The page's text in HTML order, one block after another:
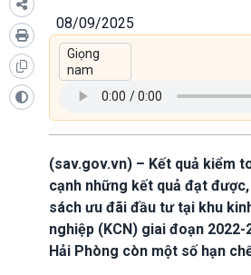
08/09/2025
(sav.gov.vn) – Kết quả kiểm
cạnh những kết quả đạt
sách ưu đãi đầu tư tại khu
nghiệp (KCN) giai đoạn
Hải Phòng còn một số hạn